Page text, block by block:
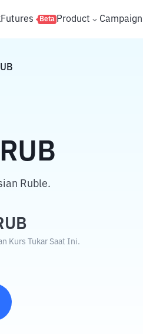
Futures Beta Product Campaign
RUB
Ruble.
Kurs Tukar Saat Ini.